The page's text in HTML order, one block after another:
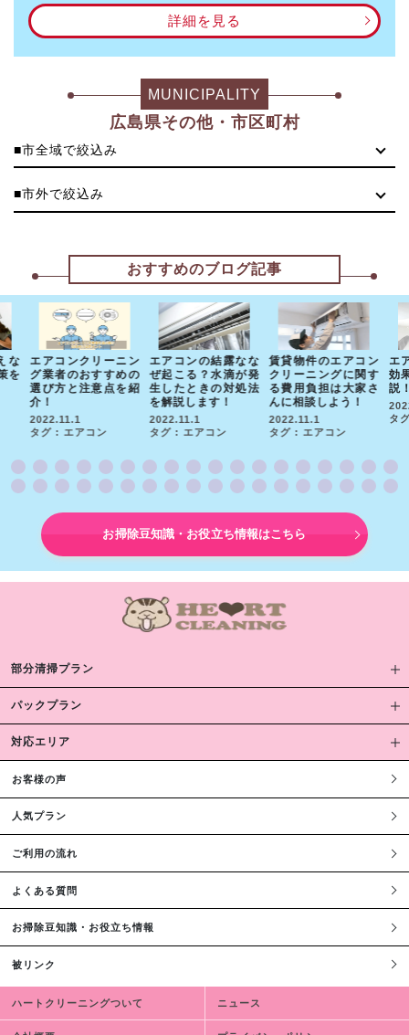
詳細を見る
MUNICIPALITY
広島県その他・市区町村
■市全域で絞込み
■市外で絞込み
おすすめのブログ記事
な
を
エアコンクリーニン
グ業者のおすすめの
選び方と注意点を紹
介！
2022.11.1
タグ : エアコン
エアコンの結露なな
ぜ起こる？水滴が発
生したときの対処法
を解説します！
2022.11.1
タグ : エアコン
賃貸物件のエアコン
クリーニングに関す
る費用負担は大家さ
んに相談しよう！
2022.11.1
タグ : エアコン
エ
効
説
タ
お掃除豆知識・お役立ち情報はこちら
部分清掃プラン
パックプラン
対応エリア
お客様の声
人気プラン
ご利用の流れ
よくある質問
お掃除豆知識・お役立ち情報
被リンク
ハートクリーニングついて ニュース